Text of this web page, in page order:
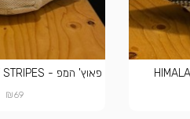
פאוץ' המפ - HIMALAYAN DESERT STRIPES
₪69